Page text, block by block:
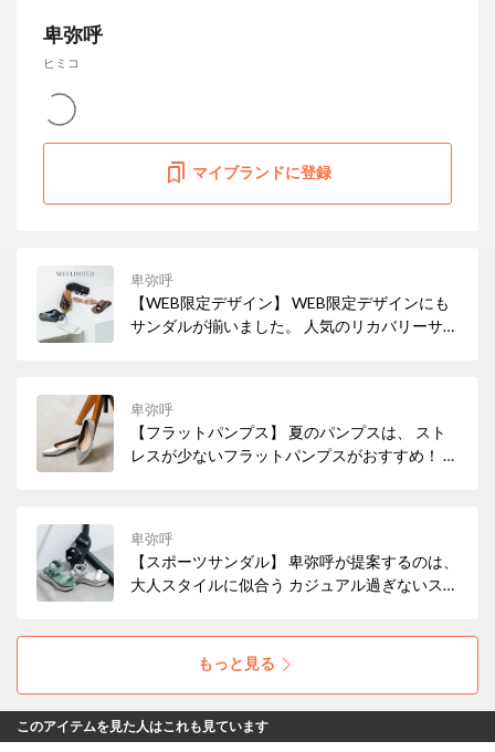
卑弥呼
ヒミコ
マイブランドに登録
卑弥呼
【WEB限定デザイン】 WEB限定デザインにも
サンダルが揃いました。 人気のリカバリーサン
卑弥呼
【フラットパンプス】 夏のパンプスは、 スト
レスが少ないフラットパンプスがおすすめ！ 素
ルパンプス/640001
卑弥呼
【スポーツサンダル】 卑弥呼が提案するのは、
大人スタイルに似合う カジュアル過ぎないスポ
もっと見る
このアイテムを見た人はこれも見ています